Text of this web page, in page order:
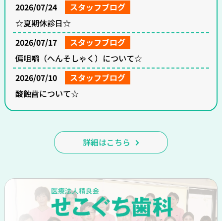
2026/07/24
スタッフブログ
☆夏期休診日☆
2026/07/17
スタッフブログ
偏咀嚼（へんそしゃく）について☆
2026/07/10
スタッフブログ
酸蝕歯について☆
詳細はこちら